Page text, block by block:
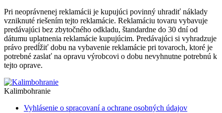
Pri neoprávnenej reklamácii je kupujúci povinný uhradiť náklady
vzniknuté riešením tejto reklamácie. Reklamáciu tovaru vybavuje
predávajúci bez zbytočného odkladu, štandardne do 30 dní od
dátumu uplatnenia reklamácie kupujúcim. Predávajúci si vyhradzuje
právo predĺžiť dobu na vybavenie reklamácie pri tovaroch, ktoré je
potrebné zaslať na opravu výrobcovi o dobu nevyhnutne potrebnú k
tejto oprave.
Kalimbohranie
Vyhlásenie o spracovaní a ochrane osobných údajov